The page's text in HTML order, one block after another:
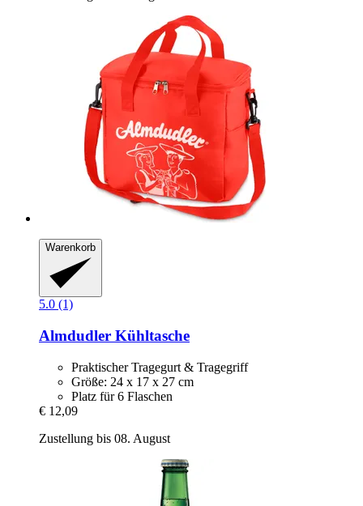
Warenkorb
5.0 (1)
Almdudler Kühltasche
Praktischer Tragegurt & Tragegriff
Größe: 24 x 17 x 27 cm
Platz für 6 Flaschen
€ 12,09
Zustellung bis 08. August